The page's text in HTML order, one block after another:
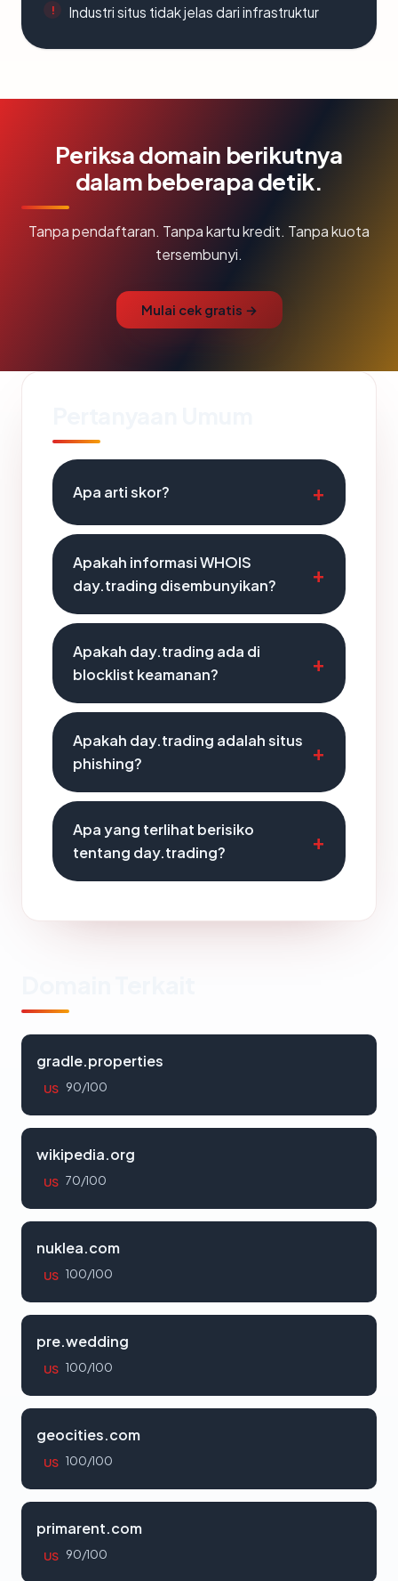
Industri situs tidak jelas dari infrastruktur
Periksa domain berikutnya
dalam beberapa detik.
Tanpa pendaftaran. Tanpa kartu kredit. Tanpa kuota
tersembunyi.
Mulai cek gratis →
Apa arti skor?
Apakah informasi WHOIS
day.trading disembunyikan?
Apakah day.trading ada di
blocklist keamanan?
Apakah day.trading adalah situs
phishing?
Apa yang terlihat berisiko
tentang day.trading?
gradle.properties
US 90/100
wikipedia.org
US 70/100
nuklea.com
US 100/100
pre.wedding
US 100/100
geocities.com
US 100/100
primarent.com
US 90/100